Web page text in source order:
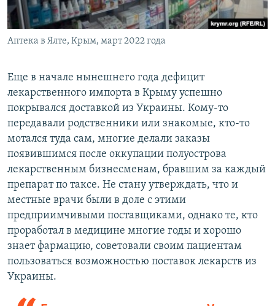
Аптека в Ялте, Крым, март 2022 года
Еще в начале нынешнего года дефицит
лекарственного импорта в Крыму успешно
покрывался доставкой из Украины. Кому-то
передавали родственники или знакомые, кто-то
мотался туда сам, многие делали заказы
появившимся после оккупации полуострова
лекарственным бизнесменам, бравшим за каждый
препарат по таксе. Не стану утверждать, что и
местные врачи были в доле с этими
предприимчивыми поставщиками, однако те, кто
проработал в медицине многие годы и хорошо
знает фармацию, советовали своим пациентам
пользоваться возможностью поставок лекарств из
Украины.